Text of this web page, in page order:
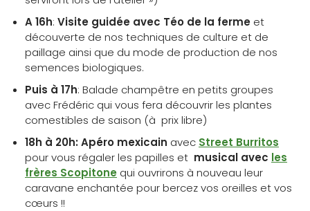
A 16h: Visite guidée avec Téo de la ferme et
découverte de nos techniques de culture et de
paillage ainsi que du mode de production de nos
semences biologiques.
Puis à 17h: Balade champêtre en petits groupes
avec Frédéric qui vous fera découvrir les plantes
comestibles de saison (à prix libre)
18h à 20h: Apéro mexicain avec Street Burritos
pour vous régaler les papilles et musical avec les
frères Scopitone qui ouvrirons à nouveau leur
caravane enchantée pour bercez vos oreilles et vos
cœurs !!